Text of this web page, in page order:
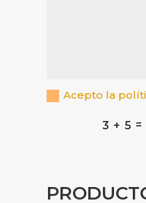
Acepto la
3 + 5 =